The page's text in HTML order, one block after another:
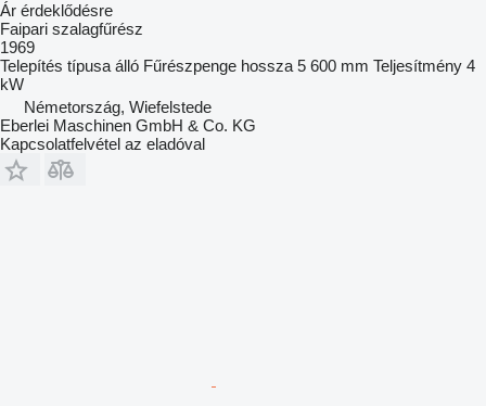
Ár érdeklődésre
Faipari szalagfűrész
1969
Telepítés típusa álló Fűrészpenge hossza 5 600 mm Teljesítmény 4
kW
Németország, Wiefelstede
Eberlei Maschinen GmbH & Co. KG
Kapcsolatfelvétel az eladóval